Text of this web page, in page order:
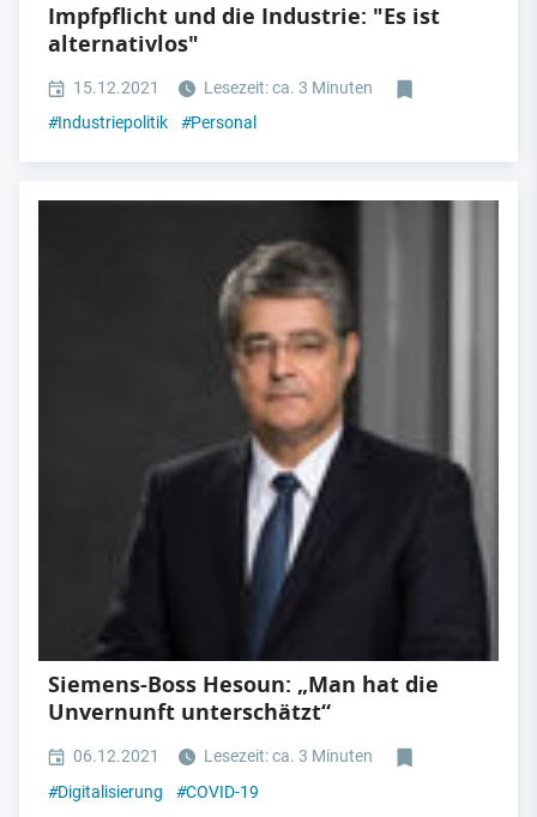
Impfpflicht und die Industrie: "Es ist
alternativlos"
15.12.2021
Lesezeit: ca. 3 Minuten
#Industriepolitik #Personal
Siemens-Boss Hesoun: „Man hat die
Unvernunft unterschätzt“
06.12.2021
Lesezeit: ca. 3 Minuten
#Digitalisierung #COVID-19